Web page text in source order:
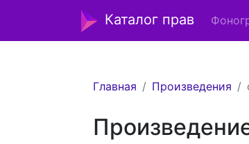
Каталог прав
Главная Произведения